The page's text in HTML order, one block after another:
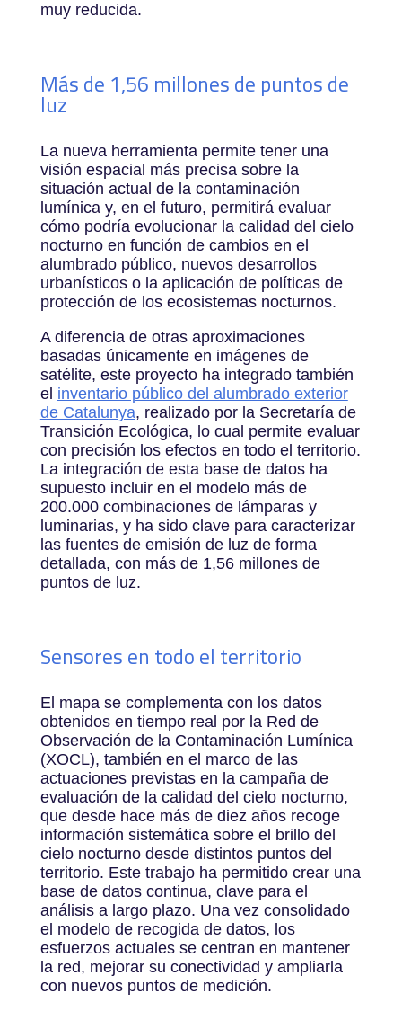
muy reducida.
Más de 1,56 millones de puntos de
luz
La nueva herramienta permite tener una
visión espacial más precisa sobre la
situación actual de la contaminación
lumínica y, en el futuro, permitirá evaluar
cómo podría evolucionar la calidad del cielo
nocturno en función de cambios en el
alumbrado público, nuevos desarrollos
urbanísticos o la aplicación de políticas de
protección de los ecosistemas nocturnos.
A diferencia de otras aproximaciones
basadas únicamente en imágenes de
satélite, este proyecto ha integrado también
el inventario público del alumbrado exterior
de Catalunya, realizado por la Secretaría de
Transición Ecológica, lo cual permite evaluar
con precisión los efectos en todo el territorio.
La integración de esta base de datos ha
supuesto incluir en el modelo más de
200.000 combinaciones de lámparas y
luminarias, y ha sido clave para caracterizar
las fuentes de emisión de luz de forma
detallada, con más de 1,56 millones de
puntos de luz.
Sensores en todo el territorio
El mapa se complementa con los datos
obtenidos en tiempo real por la Red de
Observación de la Contaminación Lumínica
(XOCL), también en el marco de las
actuaciones previstas en la campaña de
evaluación de la calidad del cielo nocturno,
que desde hace más de diez años recoge
información sistemática sobre el brillo del
cielo nocturno desde distintos puntos del
territorio. Este trabajo ha permitido crear una
base de datos continua, clave para el
análisis a largo plazo. Una vez consolidado
el modelo de recogida de datos, los
esfuerzos actuales se centran en mantener
la red, mejorar su conectividad y ampliarla
con nuevos puntos de medición.